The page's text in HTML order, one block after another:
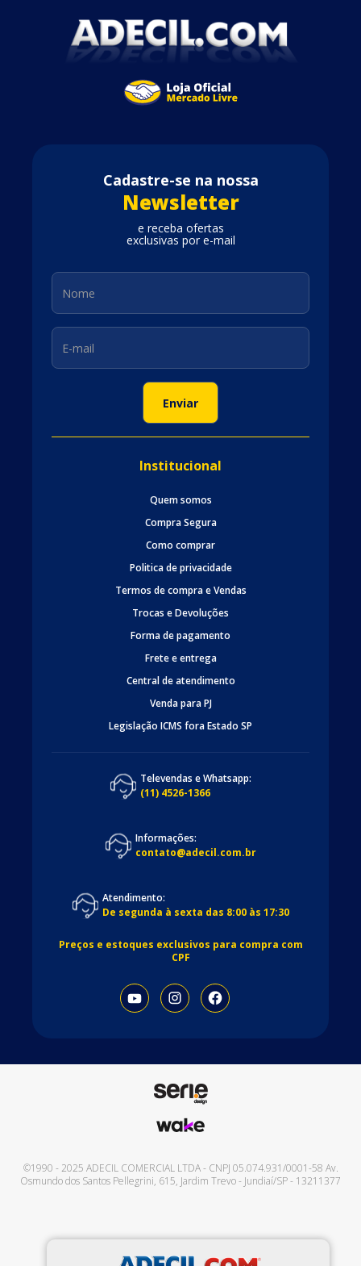
Cadastre-se na nossa
Newsletter
e receba ofertas
exclusivas por e-mail
Institucional
Quem somos
Compra Segura
Como comprar
Politica de privacidade
Termos de compra e Vendas
Trocas e Devoluções
Forma de pagamento
Frete e entrega
Central de atendimento
Venda para PJ
Legislação ICMS fora Estado SP
Televendas e Whatsapp:
(11) 4526-1366
Informações:
contato@adecil.com.br
Atendimento:
De segunda à sexta das 8:00 às 17:30
Preços e estoques exclusivos para compra com
CPF
©1990 - 2025 ADECIL COMERCIAL LTDA- CNPJ 05.074.931/0001-58 Av.
Osmundo dos Santos Pellegrini, 615, Jardim Trevo- Jundiaí/SP- 13211377